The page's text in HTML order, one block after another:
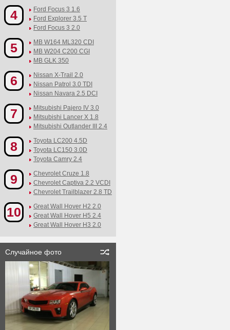
4
Ford Focus 3 1.6
Ford Explorer 3.5 T
Ford Focus 3 2.0
5
MB W164 ML320 CDI
MB W204 C200 CGI
MB GLK 350
6
Nissan X-Trail 2.0
Nissan Patrol 3.0 TDI
Nissan Navara 2.5 DCI
7
Mitsubishi Pajero IV 3.0
Mitsubishi Lancer X 1.8
Mitsubishi Outlander III 2.4
8
Toyota LC200 4.5D
Toyota LC150 3.0D
Toyota Camry 2.4
9
Chevrolet Cruze 1.8
Chevrolet Captiva 2.2 VCDI
Chevrolet Trailblazer 2.8 TD
10
Great Wall Hover H2 2.0
Great Wall Hover H5 2.4
Great Wall Hover H3 2.0
Случайное фото